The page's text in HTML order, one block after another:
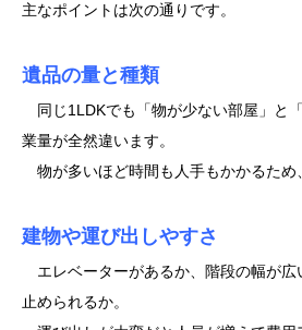
主なポイントは次の通りです。
遺品の量と種類
同じ1LDKでも「物が少ない部屋」と
業量が全然違います。
物が多いほど時間も人手もかかるため
建物や運び出しやすさ
エレベーターがあるか、階段の幅が広
止められるか。